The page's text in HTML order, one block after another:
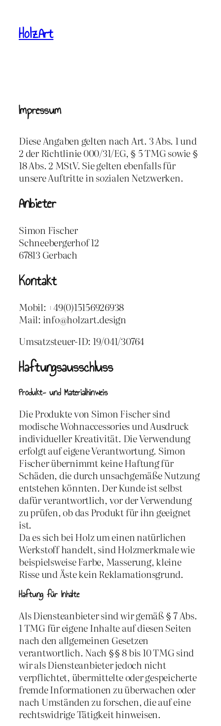
springen
HolzArt
Impressum
Diese Angaben gelten nach Art. 3 Abs. 1 und
2 der Richtlinie 000/31/EG, § 5 TMG sowie §
18 Abs. 2 MStV. Sie gelten ebenfalls für
unsere Auftritte in sozialen Netzwerken.
Anbieter
Simon Fischer
Schneebergerhof 12
67813 Gerbach
Kontakt
Mobil: +49(0)15156926938
Mail: info@holzart.design
Umsatzsteuer-ID: 19/041/30764
Haftungsausschluss
Produkt- und Materialhinweis
Die Produkte von Simon Fischer sind
modische Wohnaccessories und Ausdruck
individueller Kreativität. Die Verwendung
erfolgt auf eigene Verantwortung. Simon
Fischer übernimmt keine Haftung für
Schäden, die durch unsachgemäße Nutzung
entstehen könnten. Der Kunde ist selbst
dafür verantwortlich, vor der Verwendung
zu prüfen, ob das Produkt für ihn geeignet
ist.
Da es sich bei Holz um einen natürlichen
Werkstoff handelt, sind Holzmerkmale wie
beispielsweise Farbe, Masserung, kleine
Risse und Äste kein Reklamationsgrund.
Haftung für Inhalte
Als Diensteanbieter sind wir gemäß § 7 Abs.
1 TMG für eigene Inhalte auf diesen Seiten
nach den allgemeinen Gesetzen
verantwortlich. Nach §§ 8 bis 10 TMG sind
wir als Diensteanbieter jedoch nicht
verpflichtet, übermittelte oder gespeicherte
fremde Informationen zu überwachen oder
nach Umständen zu forschen, die auf eine
rechtswidrige Tätigkeit hinweisen.